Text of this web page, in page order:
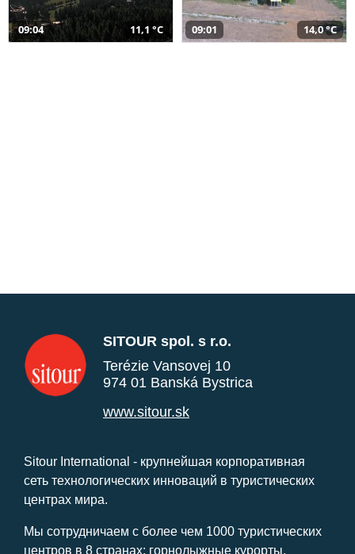
09:04 11,1 °C 09:01 14,0 °C
SITOUR spol. s r.o.
Terézie Vansovej 10
974 01 Banská Bystrica
www.sitour.sk
Sitour International - крупнейшая корпоративная
сеть технологических инноваций в туристических
центрах мира.
Мы сотрудничаем с более чем 1000 туристических
центров в 8 странах: горнолыжные курорты,